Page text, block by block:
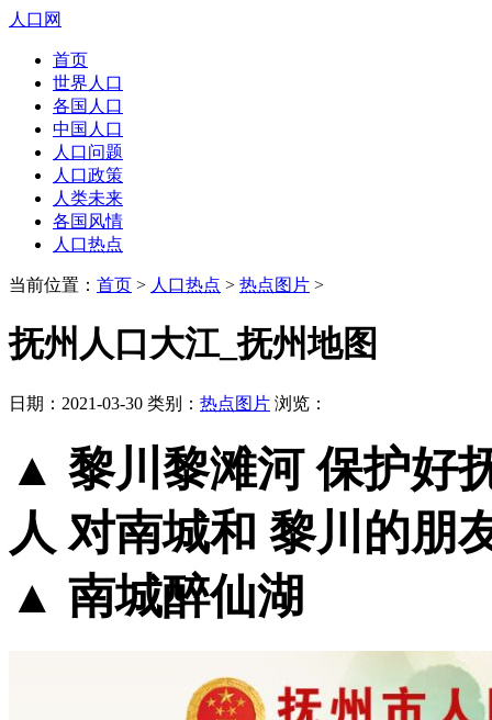
人口网
首页
世界人口
各国人口
中国人口
人口问题
人口政策
人类未来
各国风情
人口热点
当前位置： 首页 > 人口热点 > 热点图片 >
抚州人口大江_抚州地图
日期：2021-03-30 类别： 热点图片 浏览：
▲ 黎川黎滩河 保护好
人 对南城和 黎川的朋
▲ 南城醉仙湖